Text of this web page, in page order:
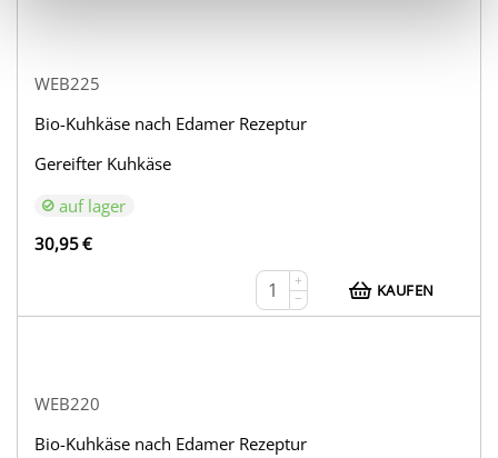
WEB225
Bio-Kuhkäse nach Edamer Rezeptur
Gereifter Kuhkäse
auf lager
30,95€
+
−
KAUFEN
WEB220
Bio-Kuhkäse nach Edamer Rezeptur